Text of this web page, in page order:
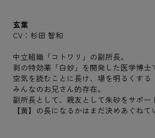
玄葉
CV：杉田 智和
中立組織「コトワリ」の副所長。
剥の特効薬「白妙」を開発した医学博士
空気を読むことに長け、場を明るくする
みんなのお兄さん的存在。
副所長として、親友として朱砂をサポー
【黄】の長になるかはまだ決めあぐねて